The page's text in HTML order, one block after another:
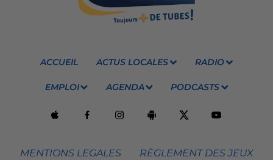
ACCUEIL ACTUS LOCALES RADIO
EMPLOI AGENDA PODCASTS
MENTIONS LEGALES RÈGLEMENT DES JEUX